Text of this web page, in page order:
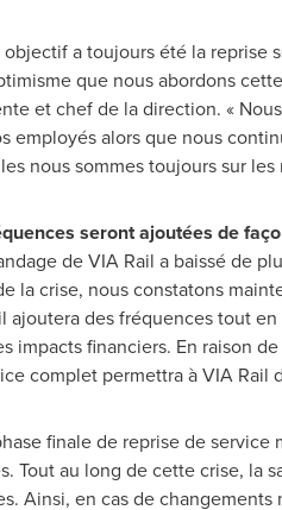
objectif a toujours été la reprise
que nous abordons
et chef de la direction. «
employés alors que nous
nous sommes toujours sur les
seront ajoutées de
de VIA Rail a baissé de
la crise, nous constatons
ajoutera des fréquences tout
impacts financiers. En raison
complet permettra à VIA Rail
finale de reprise de service
Tout au long de cette crise, la
Ainsi, en cas de